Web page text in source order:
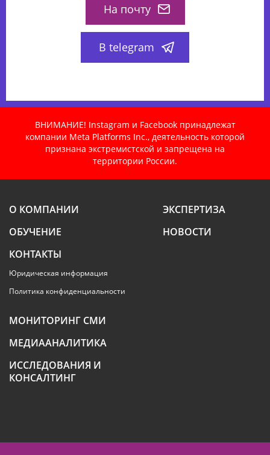
На почту
В telegram
ВНИМАНИЕ! Instagram и Facebook принадлежат
компании Meta Platforms Inc., деятельность которой
признана экстремистской и запрещена на
территории России.
О КОМПАНИИ
ЭКСПЕРТИЗА
ОБУЧЕНИЕ
НОВОСТИ
КОНТАКТЫ
Юридическая информация
Политика конфиденциальности
МОНИТОРИНГ СМИ
МЕДИААНАЛИТИКА
ИССЛЕДОВАНИЯ И
КОНСАЛТИНГ